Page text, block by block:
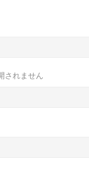
されません